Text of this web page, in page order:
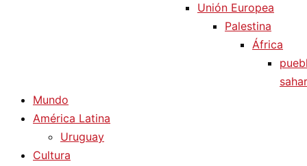
Unión Europea
Palestina
África
Mundo
América Latina
Uruguay
Cultura